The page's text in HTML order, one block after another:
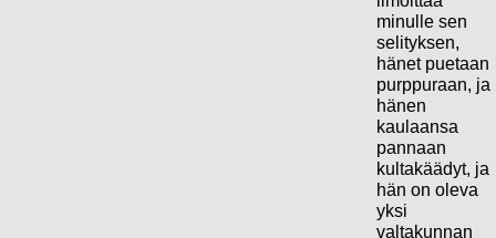
minulle sen
selityksen,
hänet puetaan
purppuraan, ja
hänen
kaulaansa
pannaan
kultakäädyt, ja
hän on oleva
yksi
valtakunnan